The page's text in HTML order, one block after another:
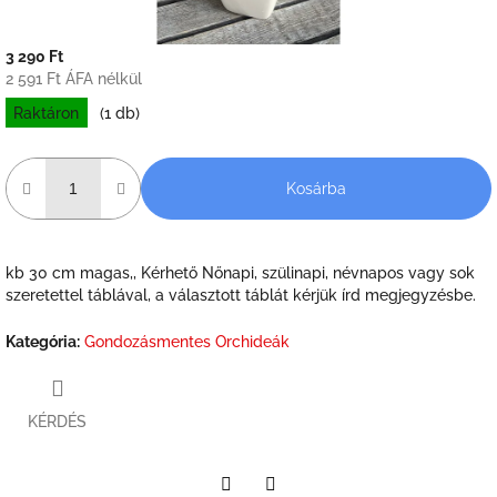
3 290 Ft
2 591 Ft ÁFA nélkül
Raktáron
(1 db)
Kosárba
kb 30 cm magas,, Kérhető Nőnapi, szülinapi, névnapos vagy sok
szeretettel táblával, a választott táblát kérjük írd megjegyzésbe.
Kategória: Gondozásmentes Orchideák
KÉRDÉS